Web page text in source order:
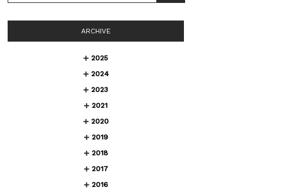
ARCHIVE
2025
2024
2023
2021
2020
2019
2018
2017
2016